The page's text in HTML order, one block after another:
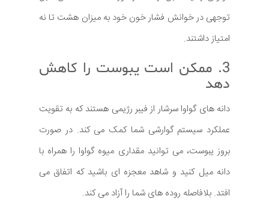
توجهی در خوانش فشار خون خود به میزان هشت تا نه
امتیاز داشتند.
3. ممکن است یبوست را کاهش
دهد
دانه های گواوا سرشار از فیبر رژیمی هستند که به تقویت
عملکرد سیستم گوارشی شما کمک می کند. در صورت
بروز یبوست، می توانید مقداری میوه گواوا را همراه با
دانه میل کنید و شاهد معجزه ای باشید که اتفاق می
افتد. بلافاصله روده های شما را آزاد می کند.